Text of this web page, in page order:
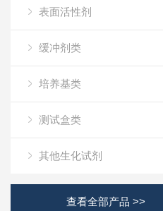
表面活性剂
缓冲剂类
培养基类
测试盒类
其他生化试剂
查看全部产品 >>